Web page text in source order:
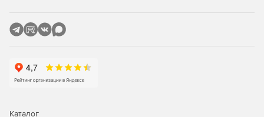
Каталог